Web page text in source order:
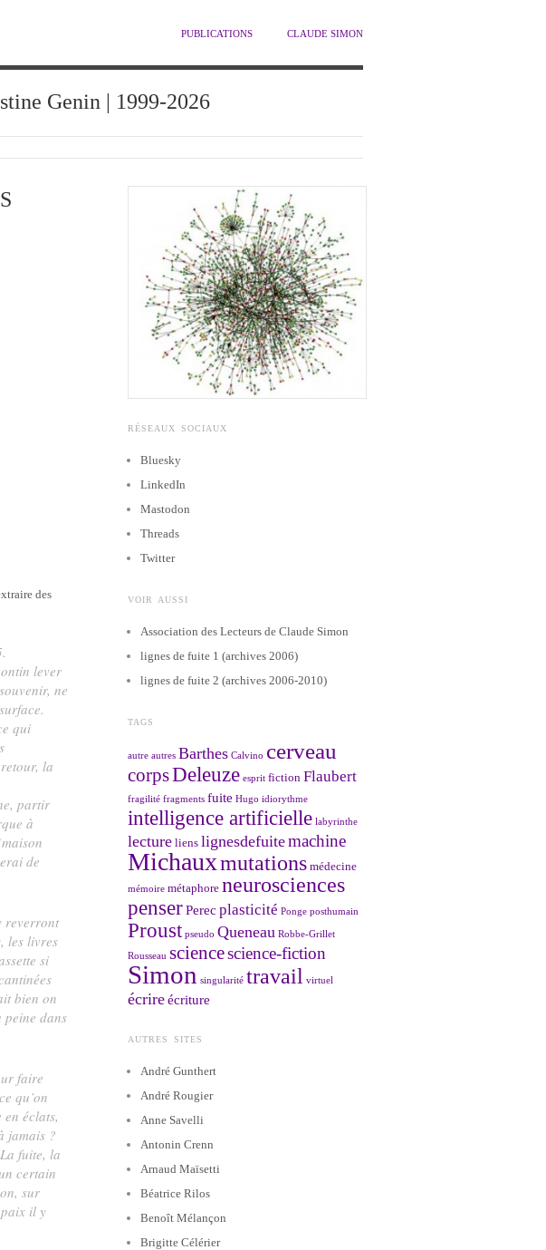
PUBLICATIONS CLAUDE SIMON
Genin | 1999-2026
des
lever
ne
qui
la
partir
à
de
reverront
les livres
si
bien on
dans
faire
qu’on
éclats,
jamais ?
fuite, la
certain
sur
il y
RÉSEAUX SOCIAUX
Bluesky
LinkedIn
Mastodon
Threads
Twitter
VOIR AUSSI
Association des Lecteurs de Claude Simon
lignes de fuite 1 (archives 2006)
lignes de fuite 2 (archives 2006-2010)
TAGS
autre autres Barthes Calvino cerveau
corpsDeleuze esprit fiction Flaubert
fragilité fragments fuite Hugo idiorythme
intelligence artificielle labyrinthe
lecture liens lignesdefuitemachine
Michauxmutations médecine
mémoire métaphore neurosciences
penserPerec plasticité Ponge posthumain
Proust pseudo Queneau Robbe-Grillet
Rousseau sciencescience-fiction
Simon singularité travail virtuel
écrireécriture
AUTRES SITES
André Gunthert
André Rougier
Anne Savelli
Antonin Crenn
Arnaud Maïsetti
Béatrice Rilos
Benoît Mélançon
Brigitte Célérier